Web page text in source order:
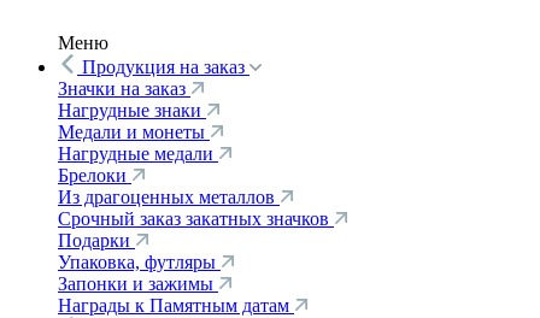
Меню
Продукция на заказ
Значки на заказ
Нагрудные знаки
Медали и монеты
Нагрудные медали
Брелоки
Из драгоценных металлов
Срочный заказ закатных значков
Подарки
Упаковка, футляры
Запонки и зажимы
Награды к Памятным датам